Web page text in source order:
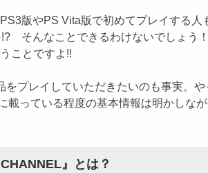
版やPS Vita版で初めてプレイする人
!? そんなことできるわけないでしょ
ことですよ!!
プレイしていただきたいのも事実。
載っている程度の基本情報は明かし
』とは？